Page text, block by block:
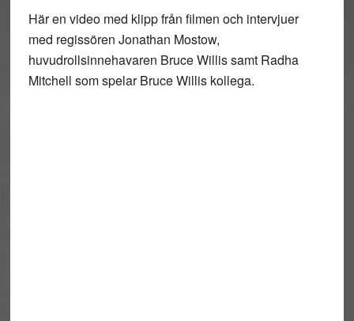
Här en video med klipp från filmen och intervjuer
med regissören Jonathan Mostow,
huvudrollsinnehavaren Bruce Willis samt Radha
Mitchell som spelar Bruce Willis kollega.